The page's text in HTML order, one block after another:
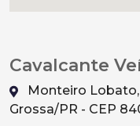
Cavalcante
Monteiro
Grossa/PR - CEP